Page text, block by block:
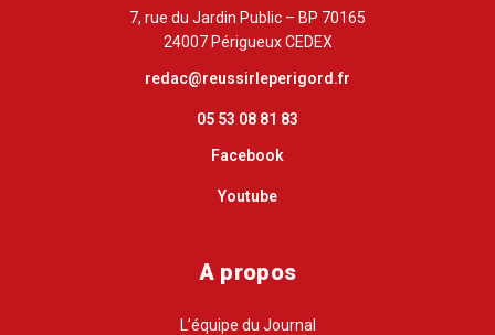
7, rue du Jardin Public – BP 70165
24007 Périgueux CEDEX
redac@reussirleperigord.fr
05 53 08 81 83
Facebook
Youtube
A propos
L’équipe du Journal